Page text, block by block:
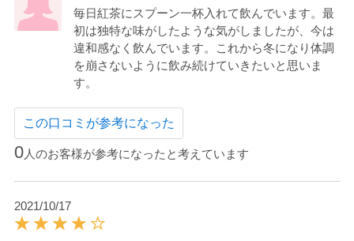
毎日紅茶にスプーン一杯入れて飲んでいます。最
初は独特な味がしたような気がしましたが、今は
違和感なく飲んでいます。これから冬になり体調
を崩さないように飲み続けていきたいと思いま
す。
この口コミが参考になった
0人のお客様が参考になったと考えています
2021/10/17